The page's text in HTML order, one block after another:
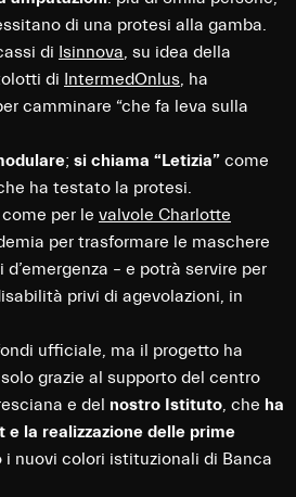
di una protesi alla gamba.
di Isinnova , su idea della
di IntermedOnlus , ha
camminare “che fa leva sulla
; si chiama “Letizia” come
ha testato la protesi.
per le valvole Charlotte
per trasformare le maschere
– e potrà servire per
privi di agevolazioni, in
ufficiale, ma il progetto ha
grazie al supporto del centro
e del nostro Istituto , che ha
la realizzazione delle prime
i nuovi colori istituzionali di Banca